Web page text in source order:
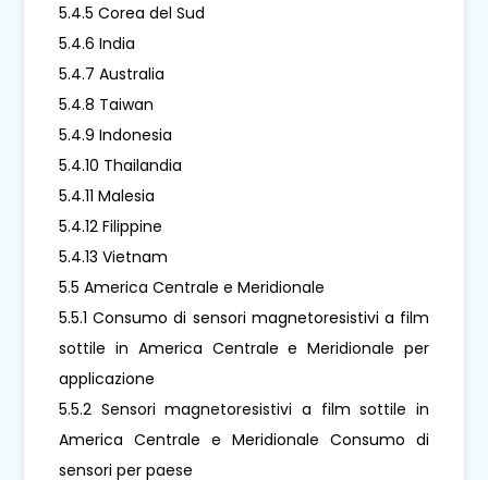
5.4.5 Corea del Sud
5.4.6 India
5.4.7 Australia
5.4.8 Taiwan
5.4.9 Indonesia
5.4.10 Thailandia
5.4.11 Malesia
5.4.12 Filippine
5.4.13 Vietnam
5.5 America Centrale e Meridionale
5.5.1 Consumo di sensori magnetoresistivi a film
sottile in America Centrale e Meridionale per
applicazione
5.5.2 Sensori magnetoresistivi a film sottile in
America Centrale e Meridionale Consumo di
sensori per paese